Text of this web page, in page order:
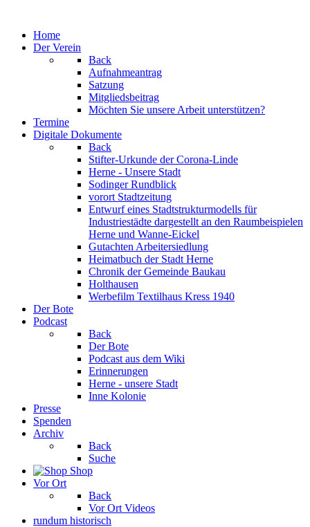
Home
Der Verein
Back
Aufnahmeantrag
Satzung
Mitgliedsbeitrag
Möchten Sie unsere Arbeit unterstützen?
Termine
Digitale Dokumente
Back
Stifter-Urkunde der Corona-Linde
Herne - Unsere Stadt
Sodinger Rundblick
vorort Stadtzeitung
Entwurf eines Stadtstrukturmodells für
Industriestädte dargestellt an den Raumbeispielen
Herne und Wanne-Eickel
Gutachten Arbeitersiedlung
Heimatbuch der Stadt Herne
Chronik der Gemeinde Baukau
Holthausen
Werbefilm Textilhaus Kress 1940
Der Bote
Podcast
Back
Der Bote
Podcast aus dem Wiki
Erinnerungen
Herne - unsere Stadt
Inne Kolonie
Presse
Spenden
Archiv
Back
Suche
Shop
Vor Ort
Back
Vor Ort Videos
rundum historisch